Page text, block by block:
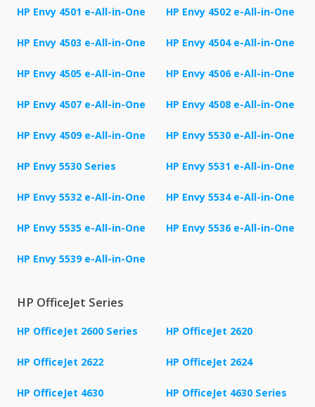
HP Envy 4501 e-All-in-One HP Envy 4502 e-All-in-One
HP Envy 4503 e-All-in-One HP Envy 4504 e-All-in-One
HP Envy 4505 e-All-in-One HP Envy 4506 e-All-in-One
HP Envy 4507 e-All-in-One HP Envy 4508 e-All-in-One
HP Envy 4509 e-All-in-One HP Envy 5530 e-All-in-One
HP Envy 5530 Series HP Envy 5531 e-All-in-One
HP Envy 5532 e-All-in-One HP Envy 5534 e-All-in-One
HP Envy 5535 e-All-in-One HP Envy 5536 e-All-in-One
HP Envy 5539 e-All-in-One
HP OfficeJet Series
HP OfficeJet 2600 Series HP OfficeJet 2620
HP OfficeJet 2622 HP OfficeJet 2624
HP OfficeJet 4630 HP OfficeJet 4630 Series